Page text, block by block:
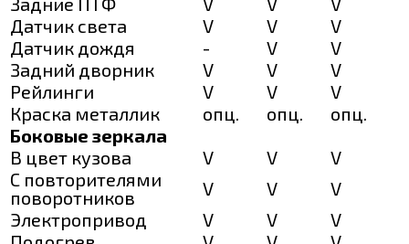
Датчик света
V V
V
Датчик дождя
- V
V
Задний дворник
V V
V
Рейлинги
V V
V
Краска металлик
опц. опц.
опц.
Боковые зеркала
В цвет кузова
V V
V
С повторителями
поворотников
V V
V
Электропривод
V V
V